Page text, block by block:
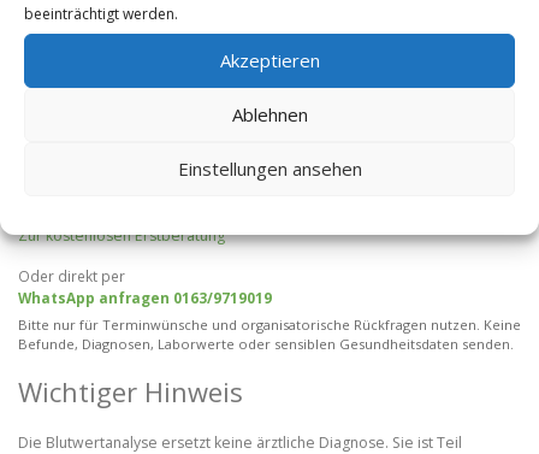
beeinträchtigt werden.
Akzeptieren
Ablehnen
Einstellungen ansehen
Fragen.
Ihr erster Schritt
endlich gezielt angehen wollen, laden wir Sie herzlich zu einem
und begleiten Sie persönlich durch jeden Schritt.
Zur kostenlosen Erstberatung
Oder direkt per
WhatsApp anfragen 0163/9719019
Bitte nur für Terminwünsche und organisatorische Rückfragen nutzen. Keine
Befunde, Diagnosen, Laborwerte oder sensiblen Gesundheitsdaten senden.
Wichtiger Hinweis
Die Blutwertanalyse ersetzt keine ärztliche Diagnose. Sie ist Teil